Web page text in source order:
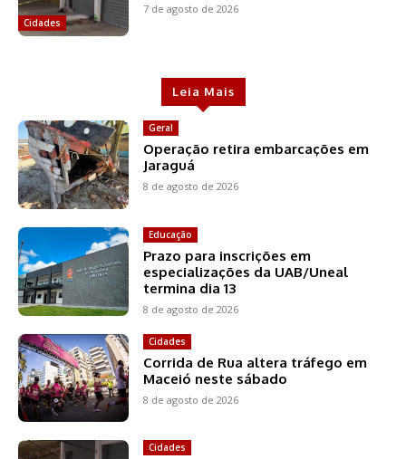
Cidades
7 de agosto de 2026
Leia Mais
Geral
Operação retira embarcações em
Jaraguá
8 de agosto de 2026
Educação
Prazo para inscrições em
especializações da UAB/Uneal
termina dia 13
8 de agosto de 2026
Cidades
Corrida de Rua altera tráfego em
Maceió neste sábado
8 de agosto de 2026
Cidades